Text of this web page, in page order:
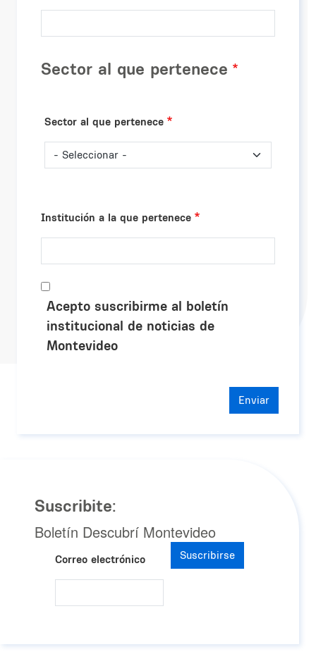
Sector al que pertenece
Sector al que pertenece
Institución a la que pertenece
Acepto suscribirme al boletín
institucional de noticias de
Montevideo
Enviar
Suscribite:
Boletín Descubrí Montevideo
Correo electrónico Suscribirse